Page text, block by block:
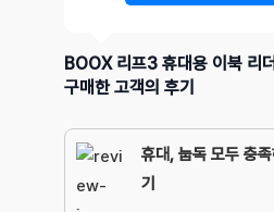
BOOX 리프3 휴대용 이북 리
구매한 고객의 후기
휴대, 눕독 모두 충족
기